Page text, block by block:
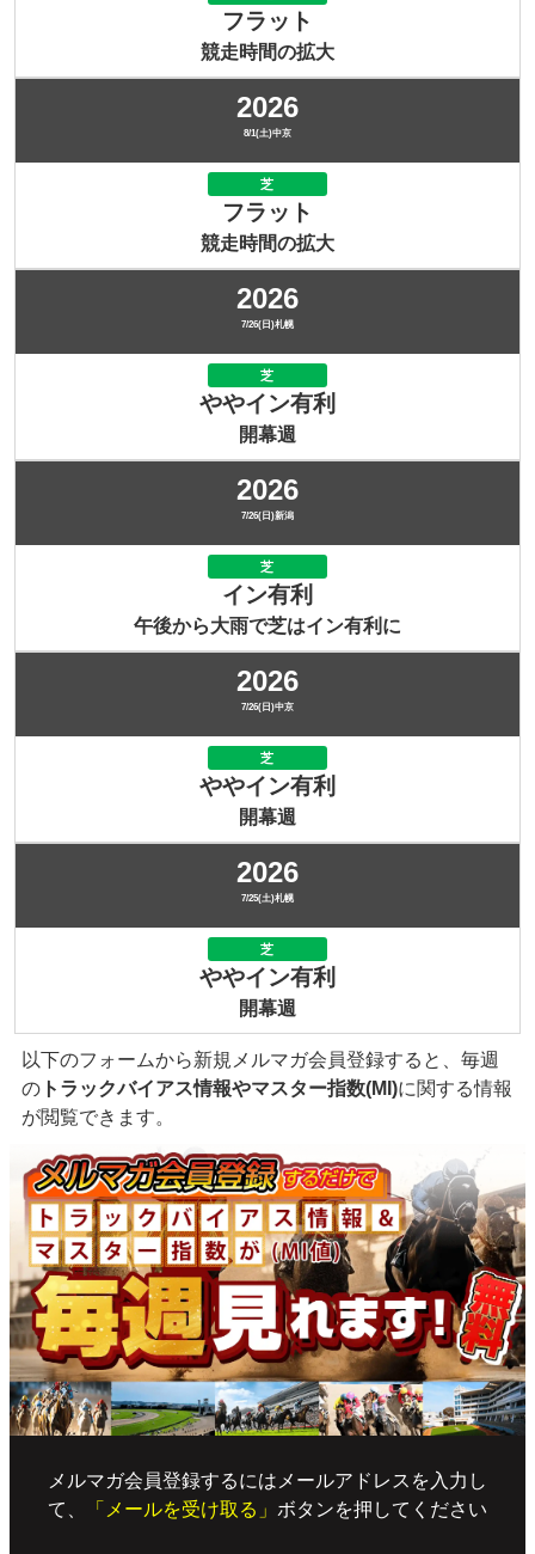
フラット
競走時間の拡大
2026
8/1(土)中京
芝
フラット
競走時間の拡大
2026
7/26(日)札幌
芝
ややイン有利
開幕週
2026
7/26(日)新潟
芝
イン有利
午後から大雨で芝はイン有利に
2026
7/26(日)中京
芝
ややイン有利
開幕週
2026
7/25(土)札幌
芝
ややイン有利
開幕週
以下のフォームから新規メルマガ会員登録すると、毎週
の トラックバイアス情報やマスター指数(MI)に関する情報
が閲覧できます。
メルマガ会員登録するにはメールアドレスを入力し
て、
「メールを受け取る」 ボタンを押してください